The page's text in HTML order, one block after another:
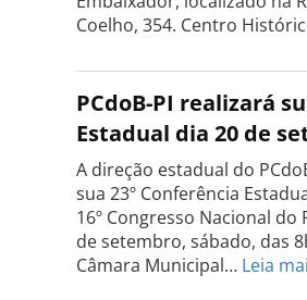
setembro
Coelho, 354. Centro
PCdoB-PI realizará
Estadual dia 20 de
A direção estadual do
sua 23º Conferência
16º Congresso Nacional
de setembro, sábado, das
Câmara Municipal… Leia